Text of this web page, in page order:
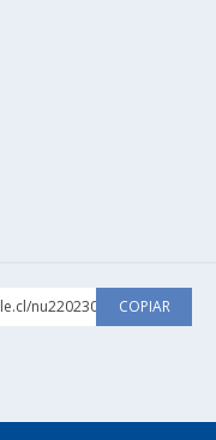
nu220230 COPIAR